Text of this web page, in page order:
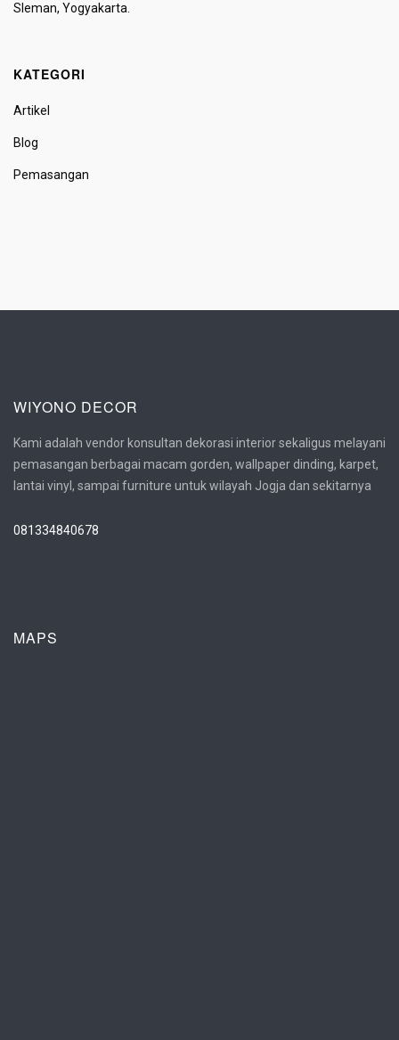
Sleman, Yogyakarta.
KATEGORI
Artikel
Blog
Pemasangan
WIYONO DECOR
Kami adalah vendor konsultan dekorasi interior sekaligus melayani
pemasangan berbagai macam gorden, wallpaper dinding, karpet,
lantai vinyl, sampai furniture untuk wilayah Jogja dan sekitarnya
081334840678
MAPS